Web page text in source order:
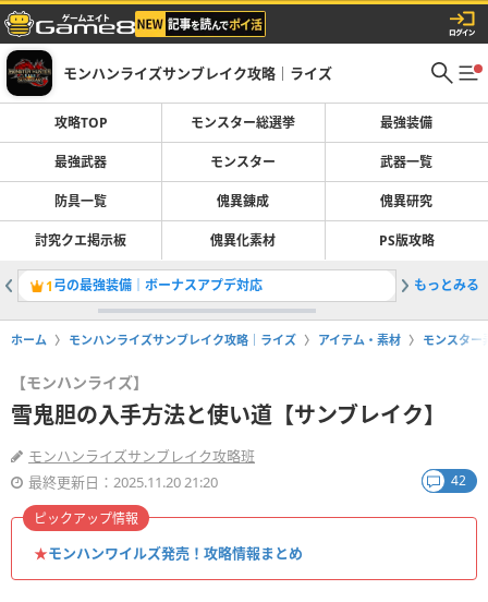
モンハンライズサンブレイク攻略｜ライズ
攻略TOP モンスター総選挙 最強装備
最強武器 モンスター 武器一覧
防具一覧 傀異錬成 傀異研究
討究クエ掲示板 傀異化素材 PS版攻略
1弓の最強装備｜ボーナスアプデ対応 2太刀の
もっとみる
ホーム モンハンライズサンブレイク攻略｜ライズ アイテム・素材 モンスター
【モンハンライズ】
雪鬼胆の入手方法と使い道【サンブレイク】
モンハンライズサンブレイク攻略班
最終更新日：2025.11.20 21:20
42
★モンハンワイルズ発売！攻略情報まとめ
ピックアップ情報